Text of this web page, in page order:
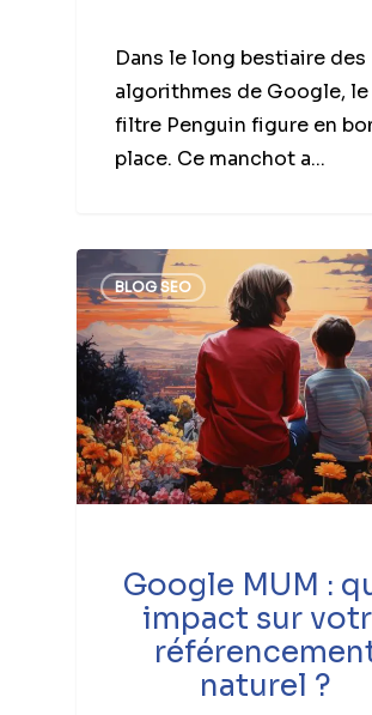
Dans le long bestiaire des
algorithmes de Google, le
filtre Penguin figure en
place. Ce manchot a...
BLOG SEO
Google MUM :
impact sur
naturel ?